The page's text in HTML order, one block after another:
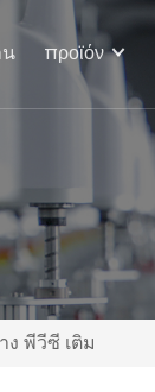
προϊόν
พีวีซี เติม